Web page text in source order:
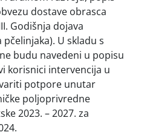
dostave obrasca
Godišnja dojava
U skladu s
budu navedeni u popisu
korisnici intervencija u
potpore unutar
poljoprivredne
2023. – 2027. za